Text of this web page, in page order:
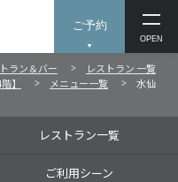
ご予約
OPEN
ラン＆バー
レストラン 一覧
】
メニュー一覧
水仙
レストラン一覧
ご利用シーン